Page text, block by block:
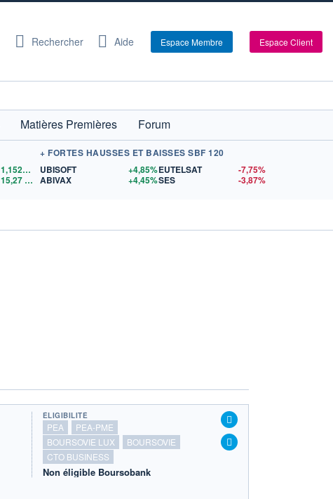
Rechercher Aide Espace Membre Espace Client
Matières Premières
Forum
1,1528$US
15,27$US
+ FORTES HAUSSES ET BAISSES SBF 120
UBISOFT
+4,85%
ABIVAX
+4,45%
EUTELSAT
-7,75%
SES
-3,87%
ÉLIGIBILITÉ
PEA
PEA-PME
BOURSOVIE LUX
BOURSOVIE
CTO BUSINESS
Non éligible Boursobank